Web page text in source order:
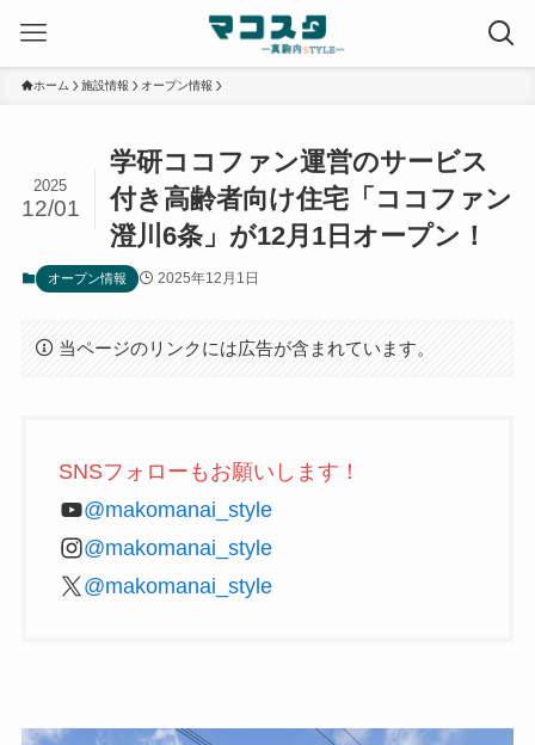
ホーム 施設情報 オープン情報
学研ココファン運営のサービス
付き⾼齢者向け住宅「ココファン
澄川6条」が12月1日オープン！
2025
12/01
オープン情報 2025年12月1日
当ページのリンクには広告が含まれています。
SNSフォローもお願いします！
@makomanai_style
@makomanai_style
@makomanai_style